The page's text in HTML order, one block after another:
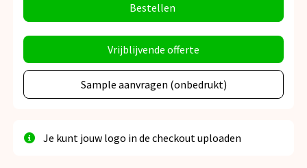
Bestellen
Vrijblijvende offerte
Sample aanvragen (onbedrukt)
Je kunt jouw logo in de checkout uploaden